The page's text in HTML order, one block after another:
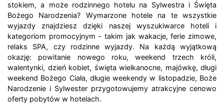
stokiem, a może rodzinnego hotelu na Sylwestra i Święta
Bożego Narodzenia? Wymarzone hotele na te wszystkie
wyjazdy znajdziesz dzięki naszej wyszukiwarce hoteli i
kategoriom promocyjnym - takim jak wakacje, ferie zimowe,
relaks SPA, czy rodzinne wyjazdy. Na każdą wyjątkową
okazję: powitanie nowego roku, weekend trzech króli,
walentynki, dzień kobiet, święta wielkanocne, majówkę, długi
weekend Bożego Ciała, długie weekendy w listopadzie, Boże
Narodzenie i Sylwester przygotowujemy atrakcyjne cenowo
oferty pobytów w hotelach.